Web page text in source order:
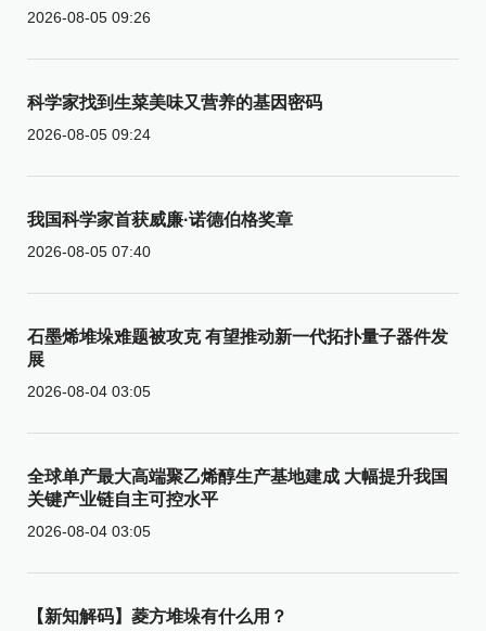
2026-08-05 09:26
科学家找到生菜美味又营养的基因密码
2026-08-05 09:24
我国科学家首获威廉·诺德伯格奖章
2026-08-05 07:40
石墨烯堆垛难题被攻克 有望推动新一代拓扑量子器件发
展
2026-08-04 03:05
全球单产最大高端聚乙烯醇生产基地建成 大幅提升我国
关键产业链自主可控水平
2026-08-04 03:05
【新知解码】菱方堆垛有什么用？